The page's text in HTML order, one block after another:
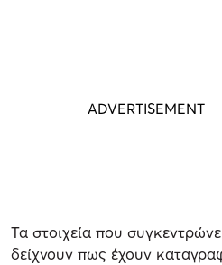
Τα στοιχεία που
δείχνουν πως έχουν